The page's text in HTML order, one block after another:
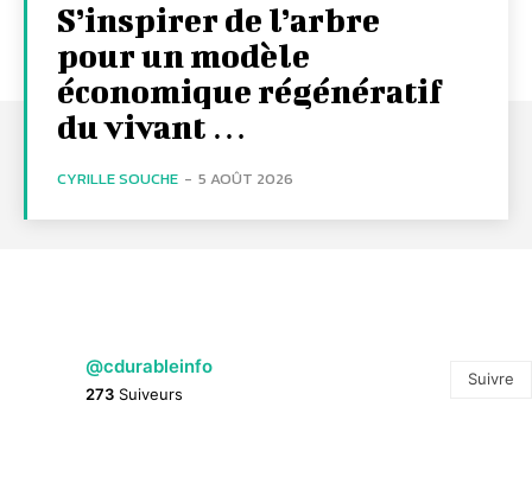
S’inspirer de l’arbre
pour un modèle
économique régénératif
du vivant …
CYRILLE SOUCHE - 5 AOÛT 2026
@cdurableinfo
273 Suiveurs
Suivre